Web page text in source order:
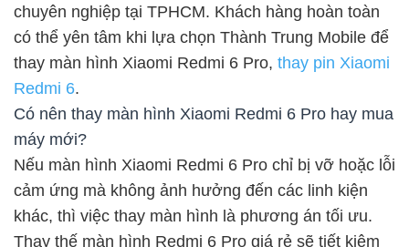
chuyên nghiệp tại TPHCM. Khách hàng hoàn toàn
có thể yên tâm khi lựa chọn Thành Trung Mobile để
thay màn hình Xiaomi Redmi 6 Pro, thay pin Xiaomi
Redmi 6.
Có nên thay màn hình Xiaomi Redmi 6 Pro hay mua
máy mới?
Nếu màn hình Xiaomi Redmi 6 Pro chỉ bị vỡ hoặc lỗi
cảm ứng mà không ảnh hưởng đến các linh kiện
khác, thì việc thay màn hình là phương án tối ưu.
Thay thế màn hình Redmi 6 Pro giá rẻ sẽ tiết kiệm